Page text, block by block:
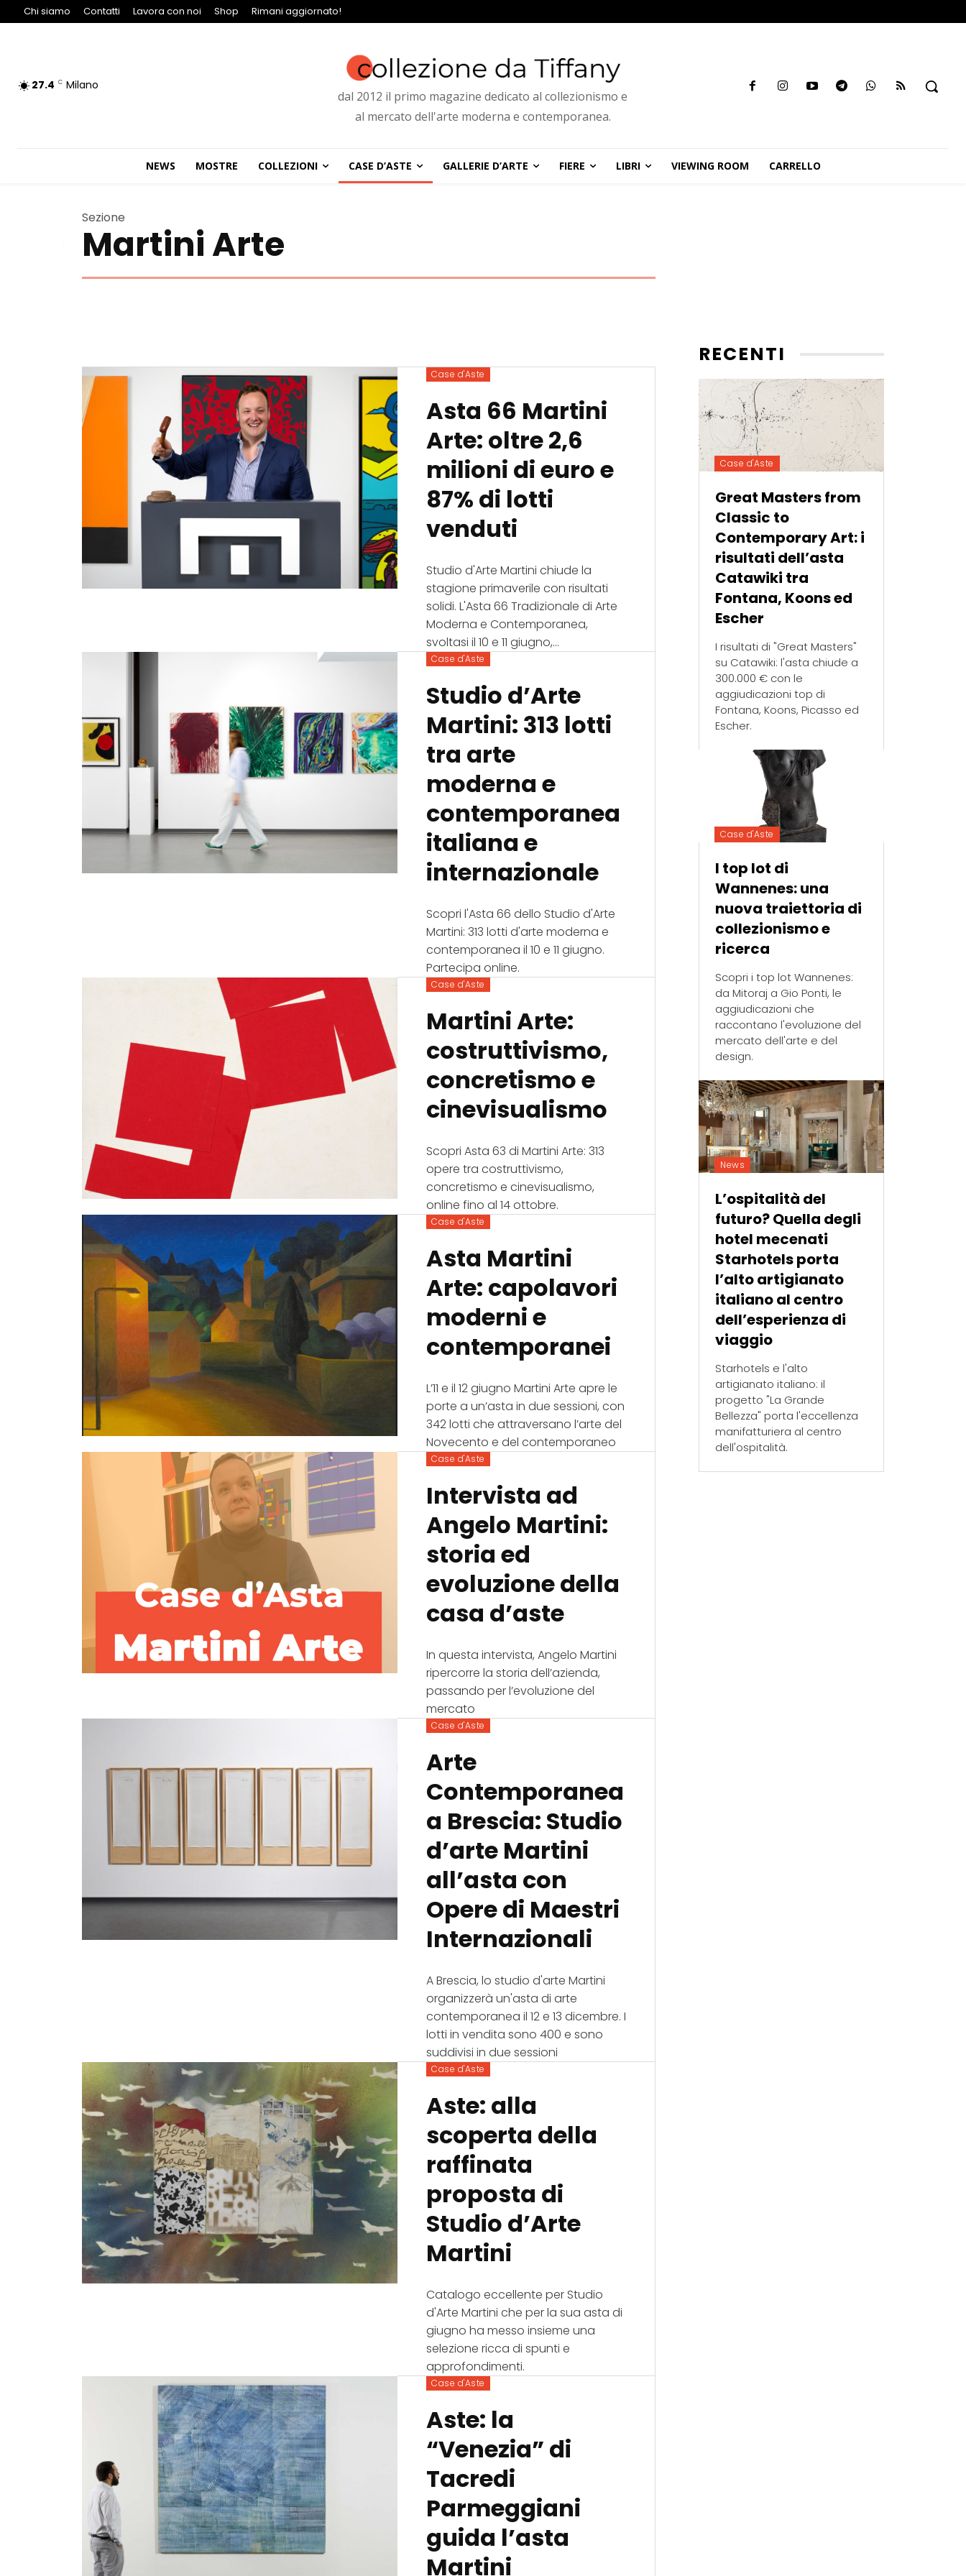
Chi siamo Contatti Lavora con noi Shop Rimani aggiornato!
27.4 C Milano
dal 2012 il primo magazine dedicato al collezionismo e
al mercato dell'arte moderna e contemporanea.
NEWS MOSTRE COLLEZIONI CASE D’ASTE GALLERIE D’ARTE FIERE LIBRI VIEWING ROOM CARRELLO
Sezione
Martini Arte
Case d'Aste
Asta 66 Martini
Arte: oltre 2,6
milioni di euro e
87% di lotti
venduti
Studio d'Arte Martini chiude la
stagione primaverile con risultati
solidi. L'Asta 66 Tradizionale di Arte
Moderna e Contemporanea,
svoltasi il 10 e 11 giugno,...
Case d'Aste
Studio d’Arte
Martini: 313 lotti
tra arte
moderna e
contemporanea
italiana e
internazionale
Scopri l'Asta 66 dello Studio d'Arte
Martini: 313 lotti d'arte moderna e
contemporanea il 10 e 11 giugno.
Partecipa online.
Case d'Aste
Martini Arte:
costruttivismo,
concretismo e
cinevisualismo
Scopri Asta 63 di Martini Arte: 313
opere tra costruttivismo,
concretismo e cinevisualismo,
online fino al 14 ottobre.
Case d'Aste
Asta Martini
Arte: capolavori
moderni e
contemporanei
L’11 e il 12 giugno Martini Arte apre le
porte a un’asta in due sessioni, con
342 lotti che attraversano l’arte del
Novecento e del contemporaneo
Case d'Aste
Intervista ad
Angelo Martini:
storia ed
evoluzione della
casa d’aste
In questa intervista, Angelo Martini
ripercorre la storia dell’azienda,
passando per l’evoluzione del
mercato
Case d'Aste
Arte
Contemporanea
a Brescia: Studio
d’arte Martini
all’asta con
Opere di Maestri
Internazionali
A Brescia, lo studio d'arte Martini
organizzerà un'asta di arte
contemporanea il 12 e 13 dicembre. I
lotti in vendita sono 400 e sono
suddivisi in due sessioni
Case d'Aste
Aste: alla
scoperta della
raffinata
proposta di
Studio d’Arte
Martini
Catalogo eccellente per Studio
d'Arte Martini che per la sua asta di
giugno ha messo insieme una
selezione ricca di spunti e
approfondimenti.
Case d'Aste
Aste: la
“Venezia” di
Tacredi
Parmeggiani
guida l’asta
Martini
RECENTI
Case d'Aste
Great Masters from
Classic to
Contemporary Art: i
risultati dell’asta
Catawiki tra
Fontana, Koons ed
Escher
I risultati di "Great Masters"
su Catawiki: l'asta chiude a
300.000 € con le
aggiudicazioni top di
Fontana, Koons, Picasso ed
Escher.
Case d'Aste
I top lot di
Wannenes: una
nuova traiettoria di
collezionismo e
ricerca
Scopri i top lot Wannenes:
da Mitoraj a Gio Ponti, le
aggiudicazioni che
raccontano l'evoluzione del
mercato dell'arte e del
design.
News
L’ospitalità del
futuro? Quella degli
hotel mecenati
Starhotels porta
l’alto artigianato
italiano al centro
dell’esperienza di
viaggio
Starhotels e l'alto
artigianato italiano: il
progetto "La Grande
Bellezza" porta l'eccellenza
manifatturiera al centro
dell'ospitalità.